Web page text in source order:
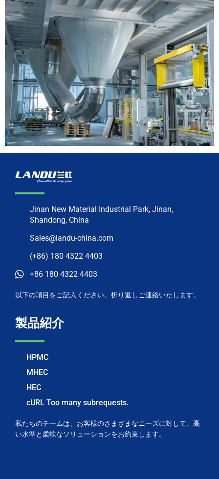
Jinan New Material Industrial Park, Jinan,
Shandong, China
Sales@landu-china.com
(+86) 180 4322 4403
+86 180 4322 4403
以下の項目をご記入ください。折り返しご連絡いたします。
製品紹介
HPMC
MHEC
HEC
cURL Too many subrequests.
私たちのチームは、お客様のさまざまなニーズに対して、高
い水準と柔軟なソリューションをお約束します。